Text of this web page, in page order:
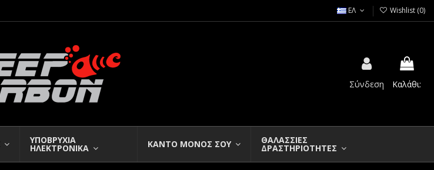
ΕΛ Wishlist (0)
Σύνδεση Καλάθι:
ΥΠΟΒΡΥΧΙΑ
ΗΛΕΚΤΡΟΝΙΚΑ ΚΑΝΤΟ ΜΟΝΟΣ ΣΟΥ ΘΑΛΑΣΣΙΕΣ
ΔΡΑΣΤΗΡΙΟΤΗΤΕΣ